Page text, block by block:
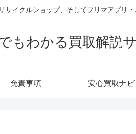
イクルショップ、そしてフリマアプリ
もわかる買取解説
免責事項 安心買取ナビ